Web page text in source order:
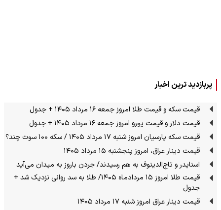
پربازدید ترین اخبار
قیمت سکه و قیمت طلا امروز جمعه ۱۶ مرداد ۱۴۰۵ + جدول
قیمت دلار و قیمت یورو امروز جمعه ۱۶ مرداد ۱۴۰۵ + جدول
قیمت سکه پارسیان امروز شنبه ۱۷ مرداد ۱۴۰۵ / سکه ۱۰۰ سوت چند؟
قیمت دینار عراق، امروز پنجشنبه ۱۵ مرداد ۱۴۰۵
اسنایدر و تاج‌الدینوف به هم رسیدند/ جردن باروز به میدان می‌آید
قیمت طلا امروز ۱۵ مردادماه ۱۴۰۵/ طلا به سد روانی نزدیک شد +
جدول
قیمت دینار عراق امروز شنبه ۱۷ مرداد ۱۴۰۵